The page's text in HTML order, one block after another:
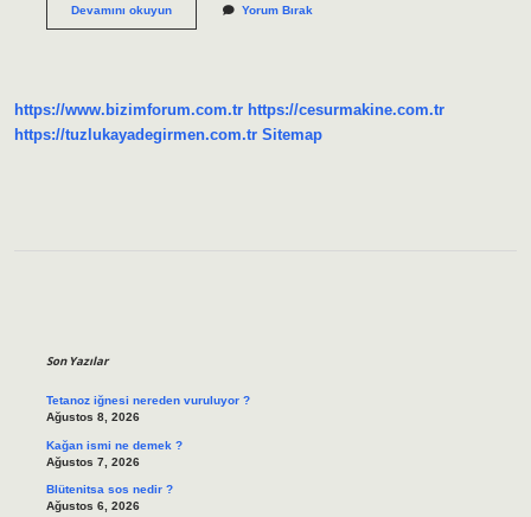
Devamını okuyunTrafik
Sahibine
Yorum Bırak
https://www.bizimforum.com.tr https://cesurmakine.com.tr
https://tuzlukayadegirmen.com.tr Sitemap
Son Yazılar
Tetanoz iğnesi nereden vuruluyor ?
Ağustos 8, 2026
Kağan ismi ne demek ?
Ağustos 7, 2026
Blütenitsa sos nedir ?
Ağustos 6, 2026